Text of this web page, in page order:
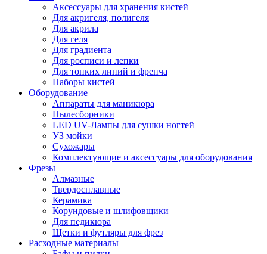
Аксессуары для хранения кистей
Для акригеля, полигеля
Для акрила
Для геля
Для градиента
Для росписи и лепки
Для тонких линий и френча
Наборы кистей
Оборудование
Аппараты для маникюра
Пылесборники
LED UV-Лампы для сушки ногтей
УЗ мойки
Сухожары
Комплектующие и аксессуары для оборудования
Фрезы
Алмазные
Твердосплавные
Керамика
Корундовые и шлифовщики
Для педикюра
Щетки и футляры для фрез
Расходные материалы